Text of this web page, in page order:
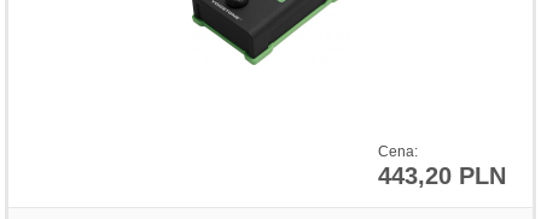
Cena:
443,20 PLN